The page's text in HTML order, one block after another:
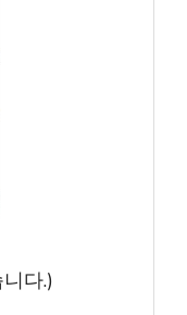
다.)